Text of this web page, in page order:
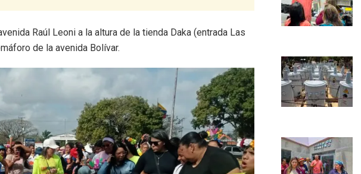
Raúl Leoni a la altura de la tienda Daka (entrada Las
de la avenida Bolívar.